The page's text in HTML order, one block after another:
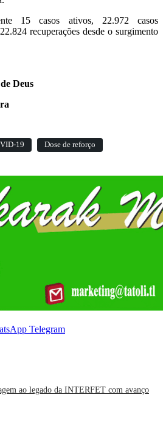
15 casos ativos, 22.972 casos
recuperações desde o surgimento
Deus
19 Dose de reforço
Telegram
ao legado da INTERFET com avanço